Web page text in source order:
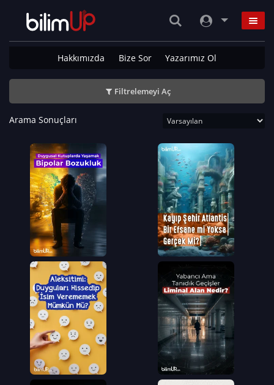
Hakkımızda Bize Sor Yazarımız Ol
Filtrelemeyi Aç
Arama Sonuçları